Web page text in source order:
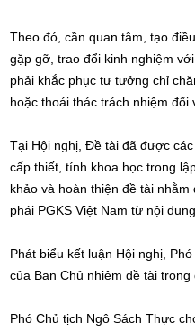
Theo đó, cần quan tâm, tạo
gặp gỡ, trao đổi kinh nghiệm
phải khắc phục tư tưởng chỉ
hoặc thoái thác trách nhiệm đối
Tại Hội nghị, Đề tài đã được
cấp thiết, tính khoa học trong
khảo và hoàn thiện đề tài
phái PGKS Việt Nam từ nội
Phát biểu kết luận Hội nghị,
của Ban Chủ nhiệm đề tài
Phó Chủ tịch Ngô Sách Thực